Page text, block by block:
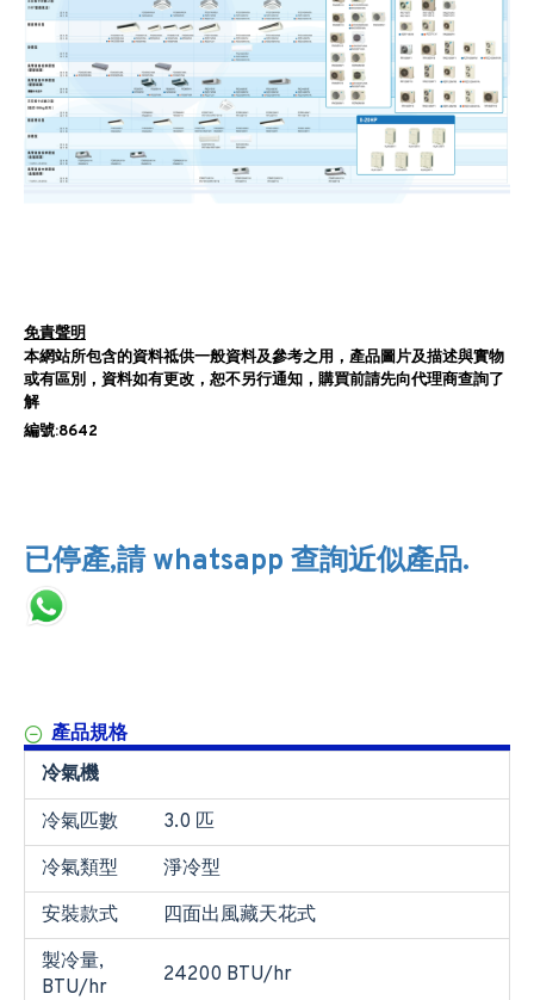
免責聲明
本網站所包含的資料祗供一般資料及參考之用，產品圖片及描述與實物
或有區別，資料如有更改，恕不另行通知，購買前請先向代理商查詢了
解
編號:8642
已停產,請 whatsapp 查詢近似產品.
產品規格
冷氣機
冷氣匹數
3.0 匹
冷氣類型
淨冷型
安裝款式
四面出風藏天花式
製冷量,
BTU/hr
24200 BTU/hr